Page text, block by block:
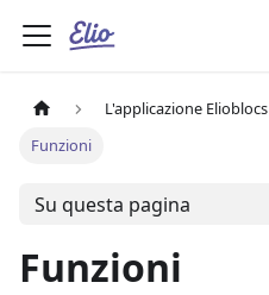
L'applicazione Elioblocs
Funzioni
Su questa pagina
Funzioni